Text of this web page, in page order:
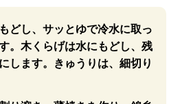
どし、サッとゆで冷水に取っ
。木くらげは水にもどし、残
します。きゅうりは、細切り